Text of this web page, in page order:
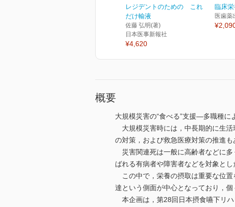
レジデントのための これ
だけ輸液
佐藤 弘明(著)
日本医事新報社
¥4,620
臨床
医歯薬
概要
大規模災害の“食べる”支援―多職種に
大規模災害時には，中長期的に生活
の対策，および救急医療対策の推進
災害関連死は一般に高齢者などに多
ばれる有病者や障害者などを対象と
この中で，栄養の摂取は重要な位置
達という側面が中心となっており，
本企画は，第28回日本摂食嚥下リハ